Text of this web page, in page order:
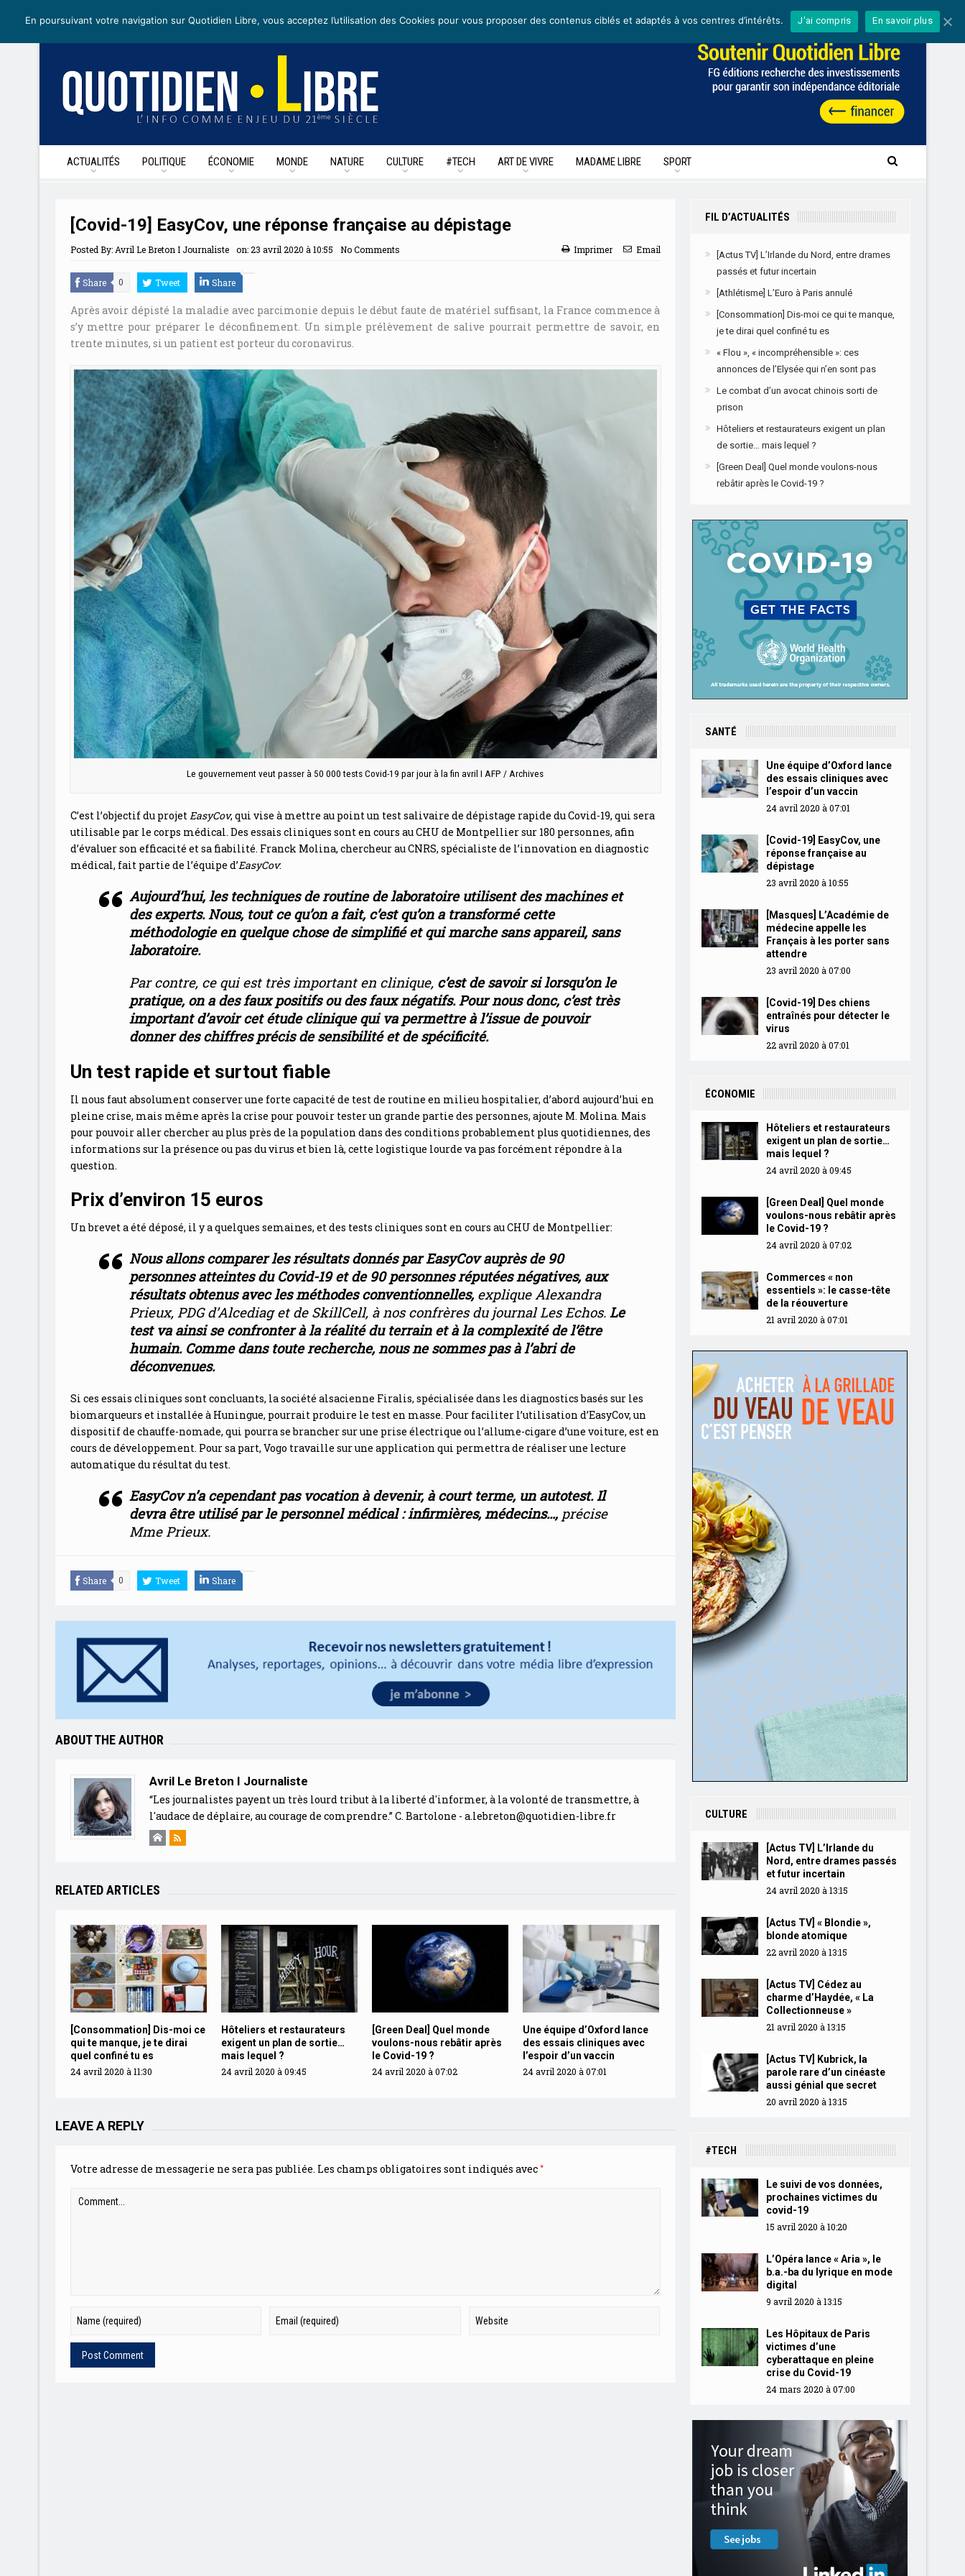
samedi 25 avril 2020 I Édition de la journéeRecevoir nos newsletters• Nous suivre sur les reseaux sociaux
ACTUALITÉS POLITIQUE ÉCONOMIE MONDE NATURE CULTURE #TECH ART DE VIVRE MADAME LIBRE SPORT
[Covid-19] EasyCov, une réponse française au dépistage
Posted By: Avril Le Breton I Journaliste on:23 avril 2020 à 10:55 No Comments Imprimer Email
Share 0 Tweet Share
Après avoir dépisté la maladie avec parcimonie depuis le début faute de matériel suffisant, la France commence à
s’y mettre pour préparer le déconfinement. Un simple prélèvement de salive pourrait permettre de savoir, en
trente minutes, si un patient est porteur du coronavirus.
Le gouvernement veut passer à 50 000 tests Covid-19 par jour à la fin avril I AFP / Archives
C’est l’objectif du projetEasyCov, qui vise à mettre au point un test salivaire de dépistage rapide du Covid-19, qui sera
utilisable par le corps médical. Des essais cliniques sont en cours au CHU de Montpellier sur 180 personnes, afin
d’évaluer son efficacité et sa fiabilité. Franck Molina, chercheur au CNRS, spécialiste de l’innovation en diagnostic
médical, fait partie de l’équipe d’EasyCov:
Aujourd’hui, les techniques de routine de laboratoire utilisent des machines et
des experts. Nous, tout ce qu’on a fait, c’est qu’on a transformé cette
méthodologie en quelque chose de simplifié et qui marche sans appareil, sans
laboratoire.
Par contre, ce qui est très important en clinique,c’est de savoir si lorsqu’on le
pratique, on a des faux positifs ou des faux négatifs. Pour nous donc, c’est très
important d’avoir cet étude clinique qui va permettre à l’issue de pouvoir
donner des chiffres précis de sensibilité et de spécificité.
Un test rapide et surtout fiable
Il nous faut absolument conserver une forte capacité de test de routine en milieu hospitalier, d’abord aujourd’hui en
pleine crise, mais même après la crise pour pouvoir tester un grande partie des personnes, ajoute M. Molina. Mais
pour pouvoir aller chercher au plus près de la population dans des conditions probablement plus quotidiennes, des
informations sur la présence ou pas du virus et bien là, cette logistique lourde va pas forcément répondre à la
question.
Prix d’environ 15 euros
Un brevet a été déposé, il y a quelques semaines, et des tests cliniques sont en cours au CHU de Montpellier:
Nous allons comparer les résultats donnés par EasyCov auprès de 90
personnes atteintes du Covid-19 et de 90 personnes réputées négatives, aux
résultats obtenus avec les méthodes conventionnelles, explique Alexandra
Prieux, PDG d’Alcediag et de SkillCell, à nos confrères du journal Les Echos. Le
test va ainsi se confronter à la réalité du terrain et à la complexité de l’être
humain. Comme dans toute recherche, nous ne sommes pas à l’abri de
déconvenues.
Si ces essais cliniques sont concluants, la société alsacienne Firalis, spécialisée dans les diagnostics basés sur les
biomarqueurs et installée à Huningue, pourrait produire le test en masse. Pour faciliter l’utilisation d’EasyCov, un
dispositif de chauffe-nomade, qui pourra se brancher sur une prise électrique ou l’allume-cigare d’une voiture, est en
cours de développement. Pour sa part, Vogo travaille sur une application qui permettra de réaliser une lecture
automatique du résultat du test.
EasyCov n’a cependant pas vocation à devenir, à court terme, un autotest. Il
devra être utilisé par le personnel médical : infirmières, médecins…, précise
Mme Prieux.
Share 0 Tweet Share
ABOUT THE AUTHOR
Avril Le Breton I Journaliste
“Les journalistes payent un très lourd tribut à la liberté d'informer, à la volonté de transmettre, à
l'audace de déplaire, au courage de comprendre.” C. Bartolone - a.lebreton@quotidien-libre.fr
RELATED ARTICLES
[Consommation] Dis-moi ce
qui te manque, je te dirai
quel confiné tu es
24 avril 2020 à 11:30
Hôteliers et restaurateurs
exigent un plan de sortie…
mais lequel ?
24 avril 2020 à 09:45
[Green Deal] Quel monde
voulons-nous rebâtir après
le Covid-19 ?
24 avril 2020 à 07:02
Une équipe d’Oxford lance
des essais cliniques avec
l’espoir d’un vaccin
24 avril 2020 à 07:01
LEAVE A REPLY
Votre adresse de messagerie ne sera pas publiée. Les champs obligatoires sont indiqués avec*
FIL D’ACTUALITÉS
[Actus TV] L’Irlande du Nord, entre drames
passés et futur incertain
[Athlétisme] L’Euro à Paris annulé
[Consommation] Dis-moi ce qui te manque,
je te dirai quel confiné tu es
« Flou », « incompréhensible »: ces
annonces de l’Elysée qui n’en sont pas
Le combat d’un avocat chinois sorti de
prison
Hôteliers et restaurateurs exigent un plan
de sortie… mais lequel ?
[Green Deal] Quel monde voulons-nous
rebâtir après le Covid-19 ?
SANTÉ
Une équipe d’Oxford lance
des essais cliniques avec
l’espoir d’un vaccin
24 avril 2020 à 07:01
[Covid-19] EasyCov, une
réponse française au
dépistage
23 avril 2020 à 10:55
[Masques] L’Académie de
médecine appelle les
Français à les porter sans
attendre
23 avril 2020 à 07:00
[Covid-19] Des chiens
entraînés pour détecter le
virus
22 avril 2020 à 07:01
ÉCONOMIE
Hôteliers et restaurateurs
exigent un plan de sortie…
mais lequel ?
24 avril 2020 à 09:45
[Green Deal] Quel monde
voulons-nous rebâtir après
le Covid-19 ?
24 avril 2020 à 07:02
Commerces « non
essentiels »: le casse-tête
de la réouverture
21 avril 2020 à 07:01
CULTURE
[Actus TV] L’Irlande du
Nord, entre drames passés
et futur incertain
24 avril 2020 à 13:15
[Actus TV] « Blondie »,
blonde atomique
22 avril 2020 à 13:15
[Actus TV] Cédez au
charme d’Haydée, « La
Collectionneuse »
21 avril 2020 à 13:15
[Actus TV] Kubrick, la
parole rare d’un cinéaste
aussi génial que secret
20 avril 2020 à 13:15
#TECH
Le suivi de vos données,
prochaines victimes du
covid-19
15 avril 2020 à 10:20
L’Opéra lance « Aria », le
b.a.-ba du lyrique en mode
digital
9 avril 2020 à 13:15
Les Hôpitaux de Paris
victimes d’une
cyberattaque en pleine
crise du Covid-19
24 mars 2020 à 07:00
En poursuivant votre navigation sur Quotidien Libre, vous acceptez l’utilisation des Cookies pour vous proposer des contenus ciblés et adaptés à vos centres d’intérêts. J'ai compris En savoir plus